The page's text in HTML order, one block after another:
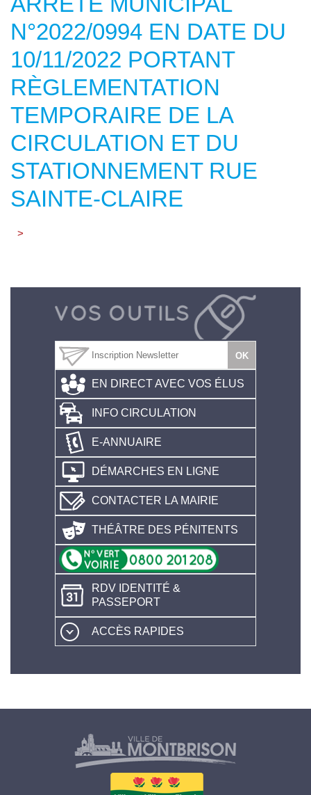
N°2022/0994 EN DATE DU
10/11/2022 PORTANT
RÈGLEMENTATION
TEMPORAIRE DE LA
CIRCULATION ET DU
STATIONNEMENT RUE
SAINTE-CLAIRE
>
EN DIRECT AVEC VOS ÉLUS
INFO CIRCULATION
E-ANNUAIRE
DÉMARCHES EN LIGNE
CONTACTER LA MAIRIE
THÉÂTRE DES PÉNITENTS
RDV IDENTITÉ &
PASSEPORT
ACCÈS RAPIDES